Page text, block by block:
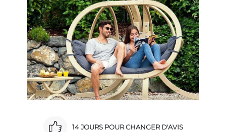
14 JOURS POUR CHANGER D'AVIS